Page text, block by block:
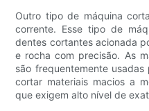
Outro tipo de máquina
corrente. Esse tipo de
dentes cortantes acionada
e rocha com precisão. As
são frequentemente
cortar materiais macios a
que exigem alto nível de